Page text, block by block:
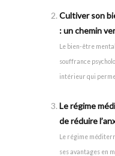
Cultiver son
: un chemin
Le bien-être
souffrance
intérieur qui permet
Le régime
de réduire
Le régime
ses avantages en